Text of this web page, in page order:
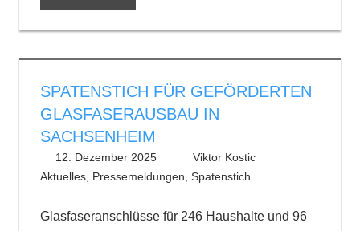
SPATENSTICH FÜR GEFÖRDERTEN
GLASFASERAUSBAU IN
SACHSENHEIM
12. Dezember 2025
Viktor Kostic
Aktuelles, Pressemeldungen Spatenstich
Glasfaseranschlüsse für 246 Haushalte und 96